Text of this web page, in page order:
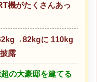
機がたくさんあっ
に 110kg
露
の大豪邸を建てる